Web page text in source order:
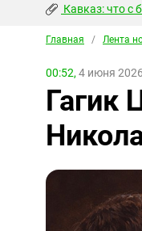
Кавказ: что с
Главная / Лента
00:52, 4 июня 2026
Гагик